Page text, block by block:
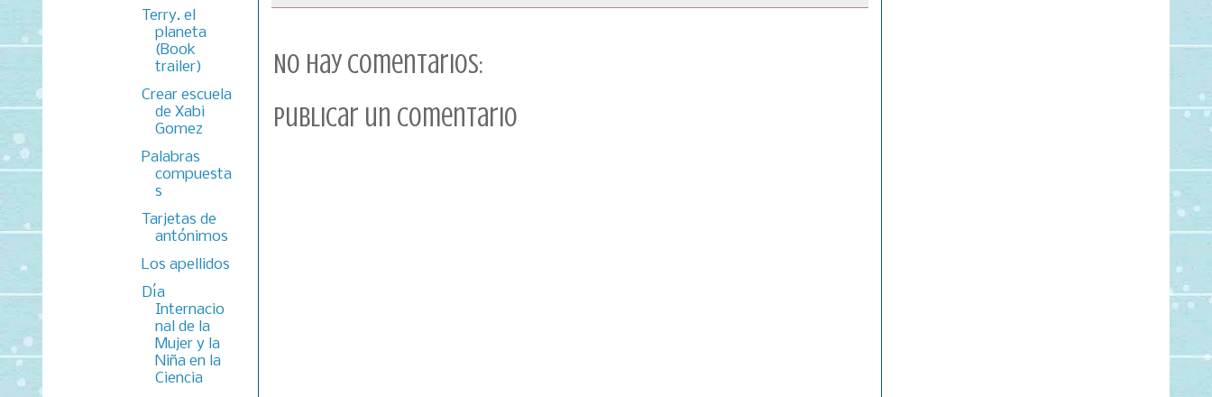
No hay comentarios:
Publicar un comentario
Terry. el
planeta
(Book
trailer)
Crear escuela
de Xabi
Gomez
Palabras
compuesta
s
Tarjetas de
antónimos
Los apellidos
Día
Internacio
nal de la
Mujer y la
Niña en la
Ciencia